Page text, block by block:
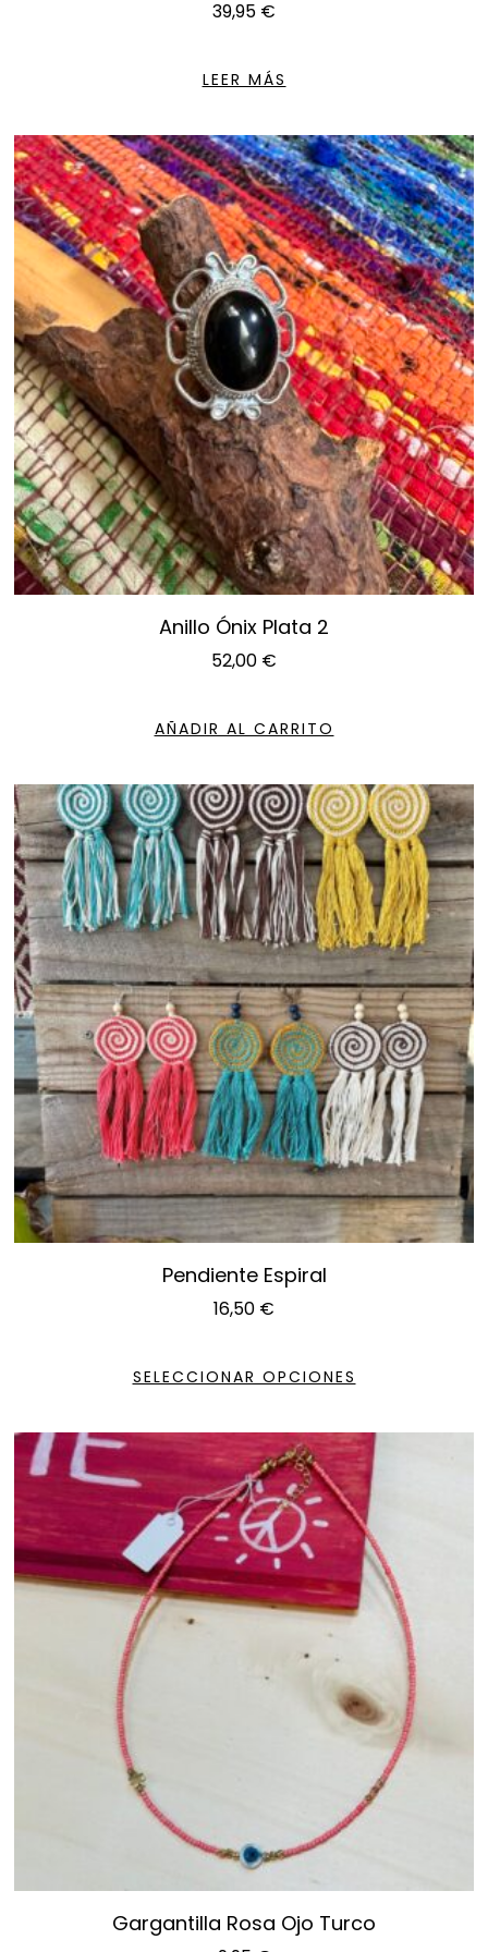
39,95 €
LEER MÁS
Anillo Ónix Plata 2
52,00 €
AÑADIR AL CARRITO
Pendiente Espiral
16,50 €
SELECCIONAR OPCIONES
Gargantilla Rosa Ojo Turco